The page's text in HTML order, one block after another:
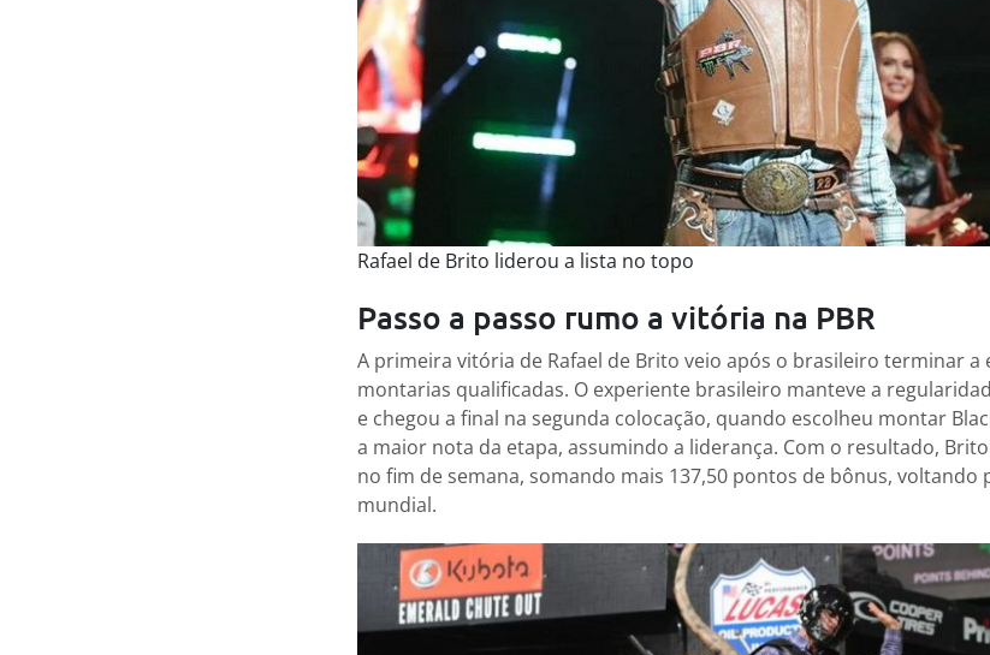
Rafael de Brito liderou a lista no topo
Passo a passo rumo a vitória na PBR
A primeira vitória de Rafael de Brito veio após o brasileiro terminar a
montarias qualificadas. O experiente brasileiro manteve a
e chegou a final na segunda colocação, quando escolheu montar
a maior nota da etapa, assumindo a liderança. Com o resultado,
no fim de semana, somando mais 137,50 pontos de bônus, voltando
mundial.